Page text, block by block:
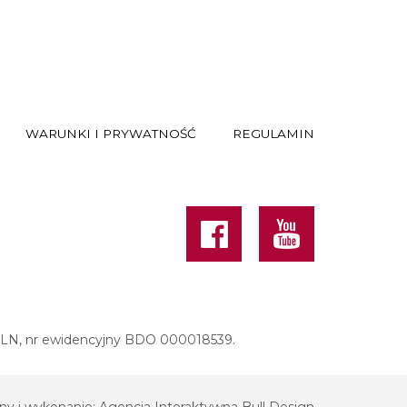
WARUNKI I PRYWATNOŚĆ REGULAMIN
Youtube
nr ewidencyjny BDO 000018539.